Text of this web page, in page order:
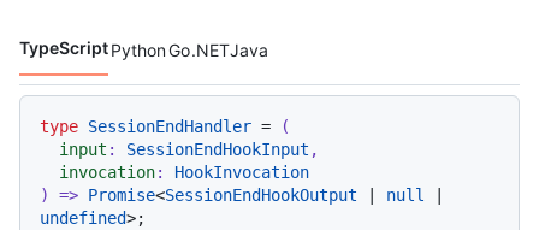
코드 언어 navigation
TypeScriptPythonGo.NETJava
type SessionEndHandler =
(
input : SessionEndHookInput ,
invocation: HookInvocation
) => Promise<SessionEndHookOutput null
undefined